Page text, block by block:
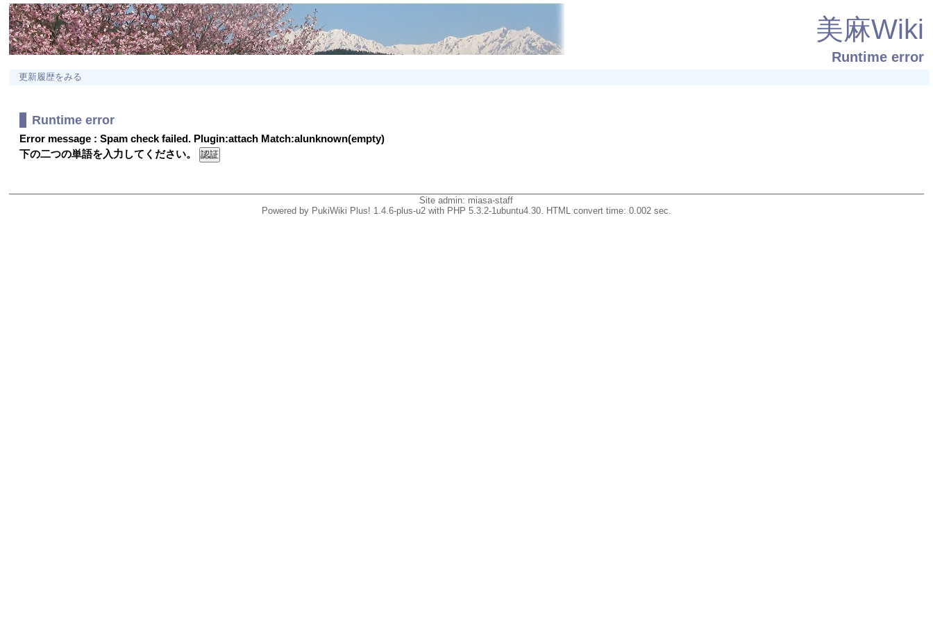
美麻Wiki
Runtime error
更新履歴をみる
Runtime error
Error message : Spam check failed. Plugin:attach Match:alunknown(empty)
下の二つの単語を入力してください。
Site admin: miasa-staff
Powered by PukiWiki Plus! 1.4.6-plus-u2 with PHP 5.3.2-1ubuntu4.30. HTML convert time: 0.002 sec.